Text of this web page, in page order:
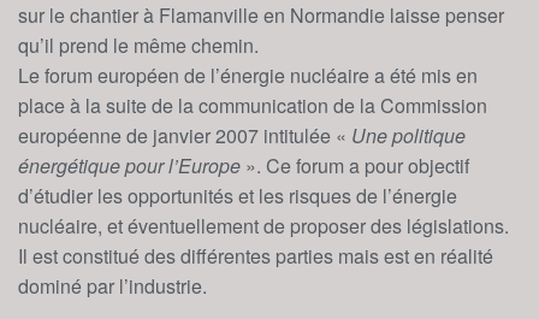
sur le chantier à Flamanville en Normandie laisse penser
qu’il prend le même chemin.
Le forum européen de l’énergie nucléaire a été mis en
place à la suite de la communication de la Commission
européenne de janvier 2007 intitulée « Une politique
énergétique pour l’Europe ». Ce forum a pour objectif
d’étudier les opportunités et les risques de l’énergie
nucléaire, et éventuellement de proposer des législations.
Il est constitué des différentes parties mais est en réalité
dominé par l’industrie.